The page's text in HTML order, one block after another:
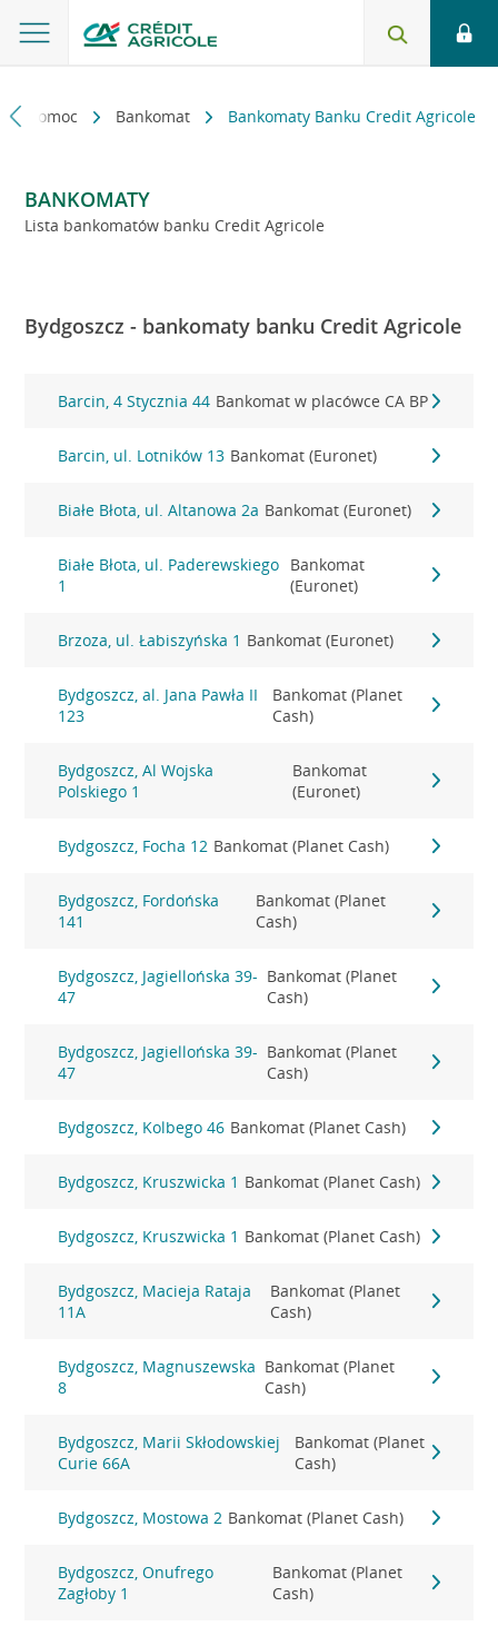
i pomoc Bankomat Bankomaty Banku Credit Agricole
BANKOMATY
Lista bankomatów banku Credit Agricole
Bydgoszcz - bankomaty banku Credit Agricole
Barcin, 4 Stycznia 44 Bankomat w placówce CA BP
Barcin, ul. Lotników 13 Bankomat (Euronet)
Białe Błota, ul. Altanowa 2a Bankomat (Euronet)
Białe Błota, ul. Paderewskiego
1
Bankomat
(Euronet)
Brzoza, ul. Łabiszyńska 1 Bankomat (Euronet)
Bydgoszcz, al. Jana Pawła II
123
Bankomat (Planet
Cash)
Bydgoszcz, Al Wojska
Polskiego 1
Bankomat
(Euronet)
Bydgoszcz, Focha 12 Bankomat (Planet Cash)
Bydgoszcz, Fordońska
141
Bankomat (Planet
Cash)
Bydgoszcz, Jagiellońska 39-
47
Bankomat (Planet
Cash)
Bydgoszcz, Jagiellońska 39-
47
Bankomat (Planet
Cash)
Bydgoszcz, Kolbego 46 Bankomat (Planet Cash)
Bydgoszcz, Kruszwicka 1 Bankomat (Planet Cash)
Bydgoszcz, Kruszwicka 1 Bankomat (Planet Cash)
Bydgoszcz, Macieja Rataja
11A
Bankomat (Planet
Cash)
Bydgoszcz, Magnuszewska
8
Bankomat (Planet
Cash)
Bydgoszcz, Marii Skłodowskiej
Curie 66A
Bankomat (Planet
Cash)
Bydgoszcz, Mostowa 2 Bankomat (Planet Cash)
Bydgoszcz, Onufrego
Zagłoby 1
Bankomat (Planet
Cash)